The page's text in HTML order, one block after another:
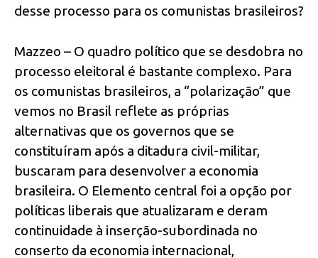
desse processo para os comunistas brasileiros?
Mazzeo – O quadro político que se desdobra no
processo eleitoral é bastante complexo. Para
os comunistas brasileiros, a “polarização” que
vemos no Brasil reflete as próprias
alternativas que os governos que se
constituíram após a ditadura civil-militar,
buscaram para desenvolver a economia
brasileira. O Elemento central foi a opção por
políticas liberais que atualizaram e deram
continuidade à inserção-subordinada no
conserto da economia internacional,